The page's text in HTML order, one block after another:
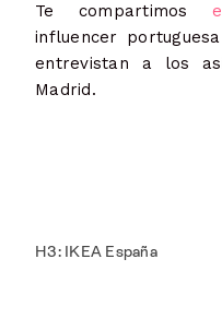
Te compartimos
influencer portuguesa
entrevistan a los
Madrid.
H3: IKEA España